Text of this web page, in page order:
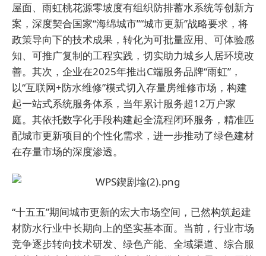
屋面、雨虹桃花源零坡度有组织防排蓄水系统等创新方
案，深度契合国家“海绵城市”“城市更新”战略要求，将
政策导向下的技术成果，转化为可批量应用、可体验感
知、可推广复制的工程实践，切实助力城乡人居环境改
善。其次，企业在2025年推出C端服务品牌“雨虹”，
以“互联网+防水维修”模式切入存量房维修市场，构建
起一站式系统服务体系，当年累计服务超12万户家
庭。其依托数字化手段构建起全流程闭环服务，精准匹
配城市更新项目的个性化需求，进一步推动了绿色建材
在存量市场的深度渗透。
“十五五”期间城市更新的宏大市场空间，已然构筑起建
材防水行业中长期向上的坚实基本面。当前，行业市场
竞争逐步转向技术研发、绿色产能、全域渠道、综合服